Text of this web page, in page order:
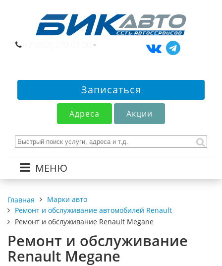
Записаться
Адреса Акции
МЕНЮ
Главная
Марки авто
Ремонт и обслуживание автомобилей Renault
Ремонт и обслуживание Renault Megane
Ремонт и обслуживание
Renault Megane